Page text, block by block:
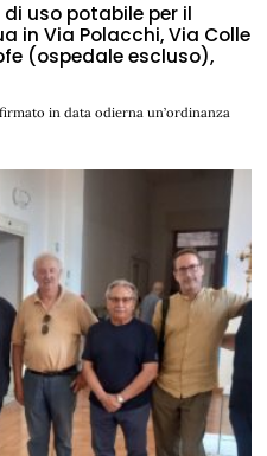
uso potabile per il
in Via Polacchi, Via Colle
(ospedale escluso),
in data odierna un’ordinanza